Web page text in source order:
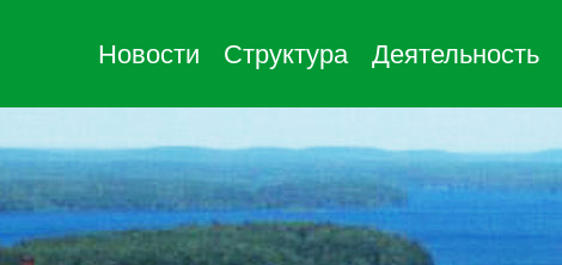
Новости Структура Деятельность